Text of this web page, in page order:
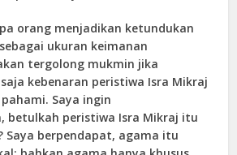
orang menjadikan ketundukan
ukuran keimanan
tergolong mukmin jika
kebenaran peristiwa Isra Mikraj
Saya ingin
betulkah peristiwa Isra Mikraj itu
Saya berpendapat, agama itu